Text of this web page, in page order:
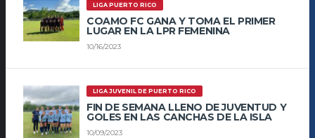
LIGA PUERTO RICO
COAMO FC GANA Y TOMA EL PRIMER
LUGAR EN LA LPR FEMENINA
10/16/2023
LIGA JUVENIL DE PUERTO RICO
FIN DE SEMANA LLENO DE JUVENTUD Y
GOLES EN LAS CANCHAS DE LA ISLA
10/09/2023